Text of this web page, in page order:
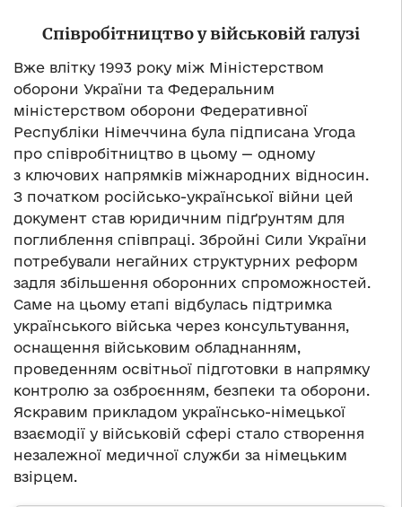
Співробітництво у військовій галузі
Вже влітку 1993 року між Міністерством
оборони України та Федеральним
міністерством оборони Федеративної
Республіки Німеччина була підписана Угода
про співробітництво в цьому — одному
з ключових напрямків міжнародних відносин.
З початком російсько-української війни цей
документ став юридичним підґрунтям для
поглиблення співпраці. Збройні Сили України
потребували негайних структурних реформ
задля збільшення оборонних спроможностей.
Саме на цьому етапі відбулась підтримка
українського війська через консультування,
оснащення військовим обладнанням,
проведенням освітньої підготовки в напрямку
контролю за озброєнням, безпеки та оборони.
Яскравим прикладом українсько-німецької
взаємодії у військовій сфері стало створення
незалежної медичної служби за німецьким
взірцем.